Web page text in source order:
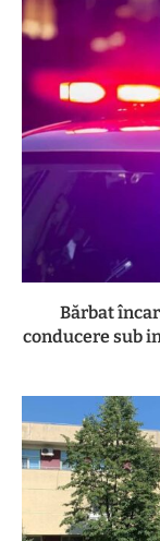
Bărbat
conducere sub